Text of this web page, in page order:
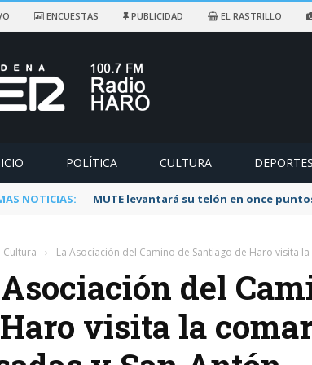
ENCUESTAS PUBLICIDAD EL RASTRILLO
POLÍTICA CULTURA DEPORTES
NOTICIAS: MUTE levantará su telón en once
Cultura › La Asociación del Camino de Santiago de Haro visita
del
visita la